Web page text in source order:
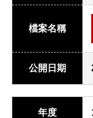
檔案名稱
公開日期
年度